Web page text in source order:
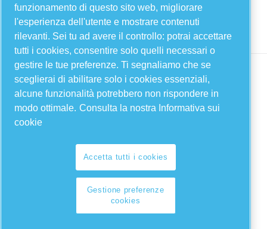
Linkedin
Instagram
Legal & Privacy Notices
Gestione preferenze cookies
funzionamento di questo sito web, migliorare
l'esperienza dell'utente e mostrare contenuti
rilevanti. Sei tu ad avere il controllo: potrai accettare
tutti i cookies, consentire solo quelli necessari o
gestire le tue preferenze. Ti segnaliamo che se
sceglierai di abilitare solo i cookies essenziali,
alcune funzionalità potrebbero non rispondere in
modo ottimale. Consulta la nostra Informativa sui
cookie
Accetta tutti i cookies
Gestione preferenze
cookies